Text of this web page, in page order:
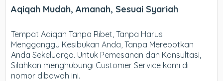
Aqiqah Mudah, Amanah, Sesuai Syariah
Tempat Aqiqah Tanpa Ribet, Tanpa Harus
Mengganggu Kesibukan Anda, Tanpa Merepotkan
Anda Sekeluarga. Untuk Pemesanan dan Konsultasi,
Silahkan menghubungi Customer Service kami di
nomor dibawah ini.